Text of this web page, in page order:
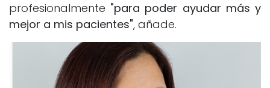
profesionalmente "para poder ayudar más y
mejor a mis pacientes", añade.